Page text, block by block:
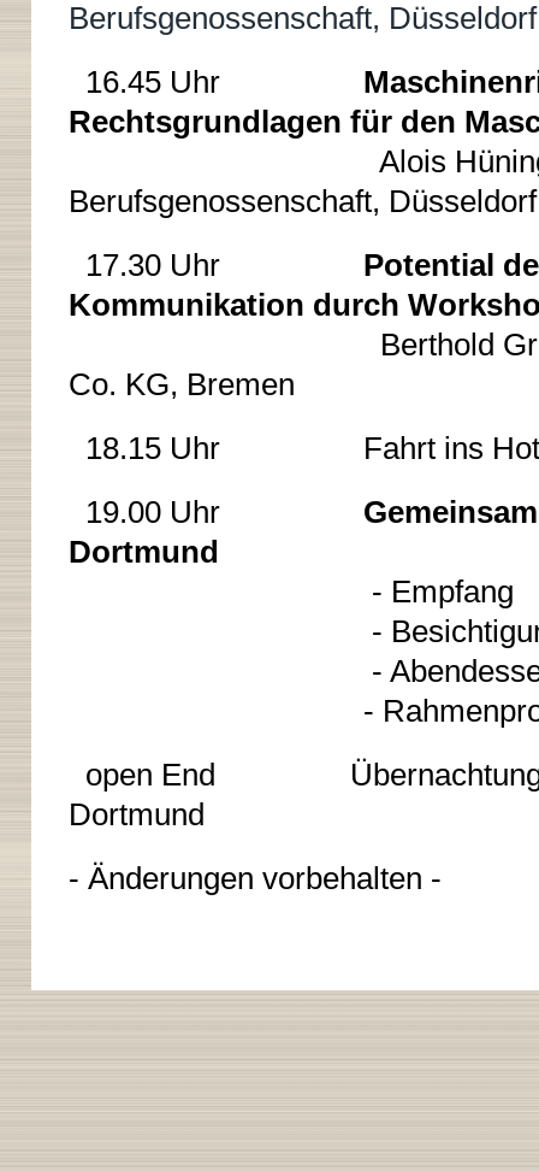
Berufsgenossenschaft, Düsseldorf
16.45 Uhr
Rechtsgrundlagen für den
Alois
Berufsgenossenschaft, Düsseldorf
17.30 Uhr Potential
Kommunikation durch
Berthold Groneveld,
Co. KG, Bremen
18.15 Uhr Fahrt ins
19.00 Uhr
Dortmund
- Empfang
- Besichtigung
-
- Rahmenprogramm
open End Übernachtung
Dortmund
- Änderungen vorbehalten -